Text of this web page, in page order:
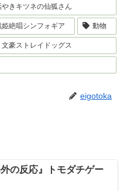
やきキツネの仙狐さん
姫絶唱シンフォギア 動物
文豪ストレイドッグス
eigotoka
外の反応』トモダチゲー